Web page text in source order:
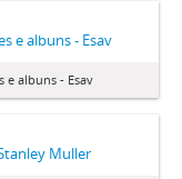
e albuns - Esav
e albuns - Esav
Muller